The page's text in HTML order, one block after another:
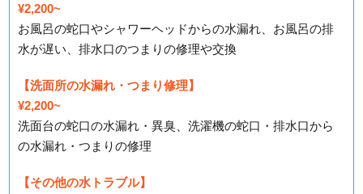
¥2,200~
お風呂の蛇口やシャワーヘッドからの水漏れ、お風呂の排
水が遅い、排水口のつまりの修理や交換
【洗面所の水漏れ・つまり修理】
¥2,200~
洗面台の蛇口の水漏れ・異臭、洗濯機の蛇口・排水口から
の水漏れ・つまりの修理
【その他の水トラブル】